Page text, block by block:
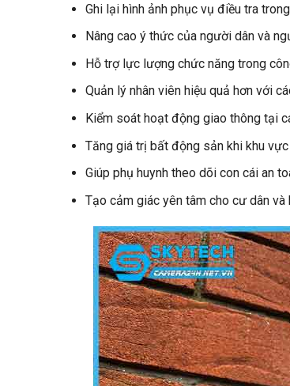
Ghi lại hình ảnh phục vụ điều tra
Nâng cao ý thức của người dân và
Hỗ trợ lực lượng chức năng trong
Quản lý nhân viên hiệu quả hơn với
Kiểm soát hoạt động giao thông tại
Tăng giá trị bất động sản khi khu
Giúp phụ huynh theo dõi con cái an
Tạo cảm giác yên tâm cho cư dân và